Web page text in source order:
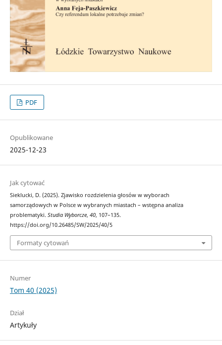
PDF
Opublikowane
2025-12-23
Jak cytować
Sieklucki, D. (2025). Zjawisko rozdzielenia głosów w wyborach
samorządowych w Polsce w wybranych miastach – wstępna analiza
problematyki. Studia Wyborcze, 40, 107–135.
https://doi.org/10.26485/SW/2025/40/5
Formaty cytowań
Numer
Tom 40 (2025)
Dział
Artykuły